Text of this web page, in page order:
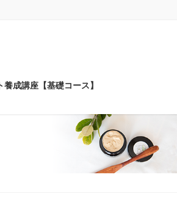
成講座【基礎コース】